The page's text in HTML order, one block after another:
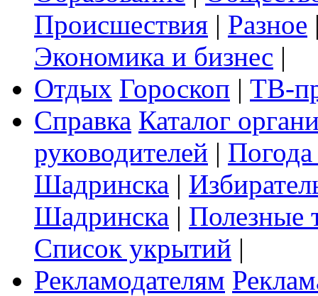
Происшествия | Разное
Экономика и бизнес |
Отдых Гороскоп | ТВ-
Справка Каталог
руководителей |
Шадринска |
Шадринска | Полезные
Список укрытий |
Рекламодателям